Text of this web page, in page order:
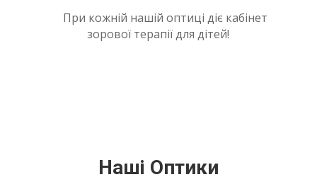
При кожній нашій оптиці діє кабінет
зорової терапії для дітей!
Наші Оптики